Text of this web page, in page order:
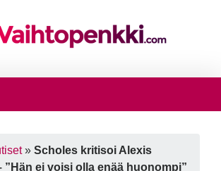
» Scholes kritisoi Alexis
”Hän ei voisi olla enää huonompi”